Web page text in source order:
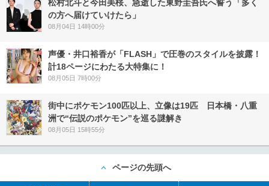
松村北斗と今田美桜、急逝した東野圭吾氏へ誓う「多く
の方へ届けていけたら」
08月04日 14時00分
声優・井口裕香が「FLASH」で圧巻のスタイルを披露！
計18ページにわたる大特集に！
08月05日 7時00分
街中にポケモン100匹以上、立像は19匹 日本橋・八重
洲で“伝説のポケモン”を巡る謎解き
08月05日 15時55分
ページの先頭へ